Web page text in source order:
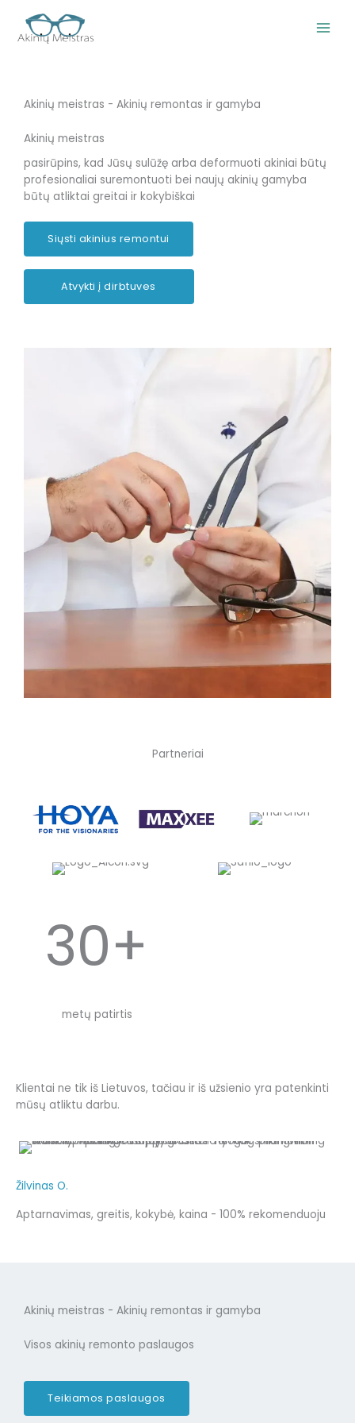
turinio
Akinių meistras - Akinių remontas ir gamyba
Akinių meistras
pasirūpins, kad Jūsų sulūžę arba deformuoti akiniai būtų
profesionaliai suremontuoti bei naujų akinių gamyba
būtų atliktai greitai ir kokybiškai
Siųsti akinius remontui
Atvykti į dirbtuves
Partneriai
30+
metų patirtis
Klientai ne tik iš Lietuvos, tačiau ir iš užsienio yra patenkinti
mūsų atliktu darbu.
Žilvinas O.
Aptarnavimas, greitis, kokybė, kaina - 100% rekomenduoju
Akinių meistras - Akinių remontas ir gamyba
Visos akinių remonto paslaugos
Teikiamos paslaugos